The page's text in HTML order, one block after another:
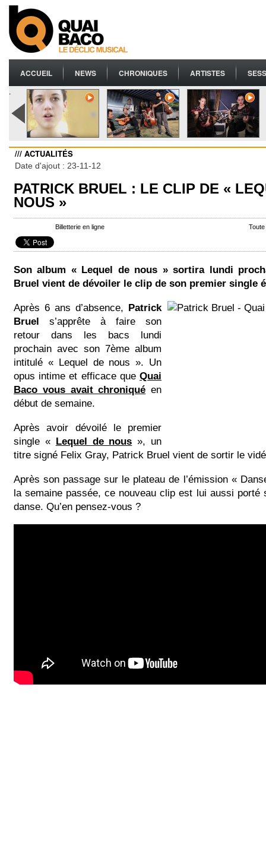
ACCUEIL NEWS CHRONIQUES ARTISTES
.
/// ACTUALITÉS
Date d'ajout : 23-11-12
PATRICK BRUEL : LE CLIP DE «
NOUS »
Billetterie en ligne
Son album « Lequel de nous » sortira lundi
Bruel vient de dévoiler le clip de son premier single
Après 6 ans d’absence, Patrick
Bruel s’apprête à faire son
retour dans les bacs lundi
prochain avec son 7ème album
intitulé « Lequel de nous ». Un
opus intime et efficace que Quai
Baco vous avait chroniqué en
début de semaine.
Après avoir dévoilé le premier
single « Lequel de nous », un
titre signé Felix Gray, Patrick Bruel vient de sortir le
Après son passage sur le plateau de l’émission «
la semaine passée, ce nouveau clip est lui aussi porté
danse. Qu’en pensez-vous ?